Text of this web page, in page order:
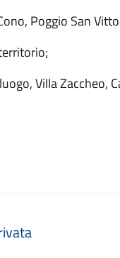
Poggio San
Villa Zaccheo,